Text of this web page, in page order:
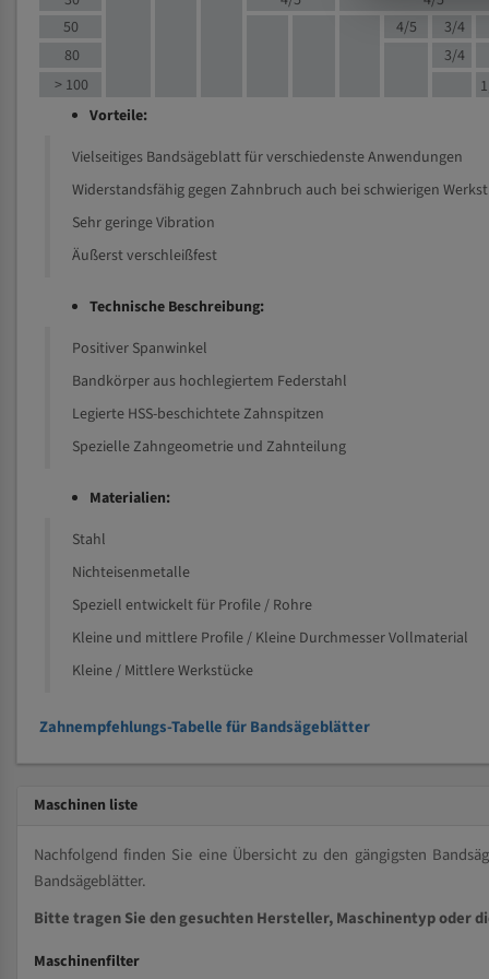
50
4/5 3/4
80
3/4
> 100
Vorteile:
Vielseitiges Bandsägeblatt für verschiedenste Anwendungen
Widerstandsfähig gegen Zahnbruch auch bei schwierigen
Sehr geringe Vibration
Äußerst verschleißfest
Technische Beschreibung:
Positiver Spanwinkel
Bandkörper aus hochlegiertem Federstahl
Legierte HSS-beschichtete Zahnspitzen
Spezielle Zahngeometrie und Zahnteilung
Materialien:
Stahl
Nichteisenmetalle
Speziell entwickelt für Profile / Rohre
Kleine und mittlere Profile / Kleine Durchmesser Vollmaterial
Kleine / Mittlere Werkstücke
Zahnempfehlungs-Tabelle für Bandsägeblätter
Maschinen liste
Nachfolgend finden Sie eine Übersicht zu den gängigsten
Bandsägeblätter.
Bitte tragen Sie den gesuchten Hersteller, Maschinentyp oder
Maschinenfilter